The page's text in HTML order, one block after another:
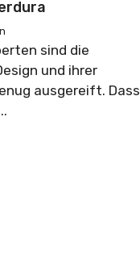
sind die
und ihrer
ausgereift. Dass